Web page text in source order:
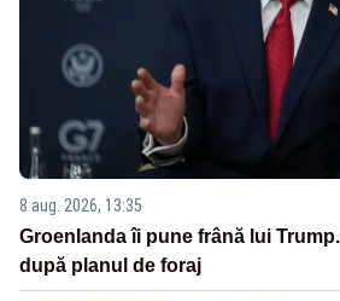
8 aug. 2026, 13:35
Groenlanda îi pune frână lui
după planul de foraj